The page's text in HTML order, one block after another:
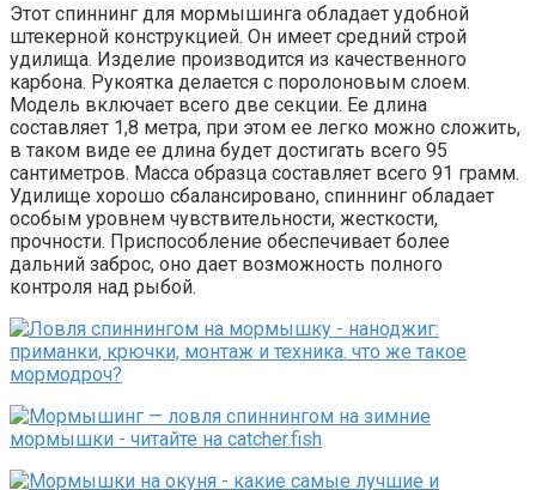
Этот спиннинг для мормышинга обладает удобной
штекерной конструкцией. Он имеет средний строй
удилища. Изделие производится из качественного
карбона. Рукоятка делается с поролоновым слоем.
Модель включает всего две секции. Ее длина
составляет 1,8 метра, при этом ее легко можно сложить,
в таком виде ее длина будет достигать всего 95
сантиметров. Масса образца составляет всего 91 грамм.
Удилище хорошо сбалансировано, спиннинг обладает
особым уровнем чувствительности, жесткости,
прочности. Приспособление обеспечивает более
дальний заброс, оно дает возможность полного
контроля над рыбой.